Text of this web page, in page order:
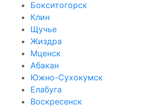
Бокситогорск
Клин
Щучье
Жиздра
Мценск
Абакан
Южно-Сухокумск
Елабуга
Воскресенск